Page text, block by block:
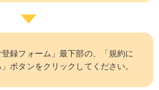
録フォーム」最下部の、「規約に
ボタンをクリックしてください。